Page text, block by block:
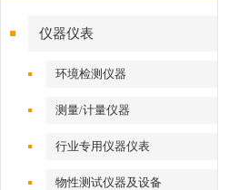
仪器仪表
环境检测仪器
测量/计量仪器
行业专用仪器仪表
物性测试仪器及设备